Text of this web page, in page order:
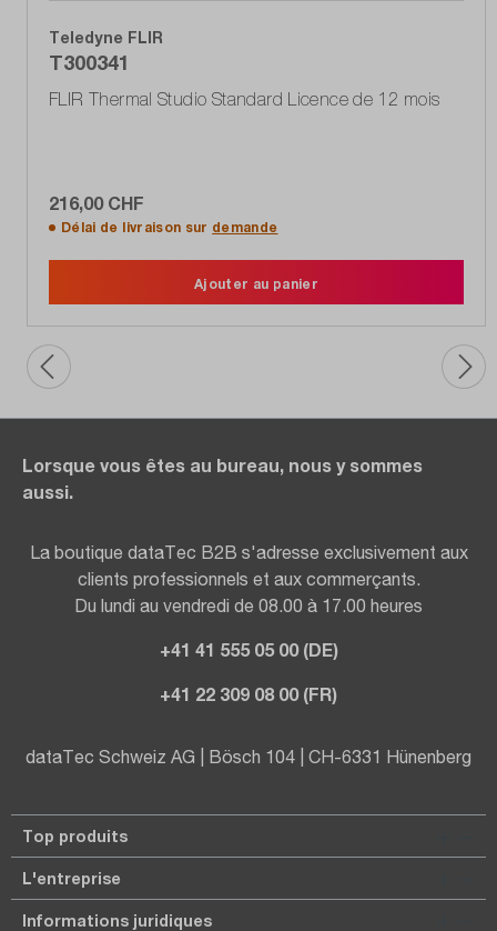
Teledyne FLIR
T300341
FLIR Thermal Studio Standard Licence de 12 mois
216,00 CHF
Délai de livraison sur demande
Ajouter au panier
Lorsque vous êtes au bureau, nous y sommes
aussi.
La boutique dataTec B2B s'adresse exclusivement aux
clients professionnels et aux commerçants.
Du lundi au vendredi de 08.00 à 17.00 heures
+41 41 555 05 00 (DE)
+41 22 309 08 00 (FR)
dataTec Schweiz AG | Bösch 104 | CH-6331 Hünenberg
Top produits
L'entreprise
Informations juridiques